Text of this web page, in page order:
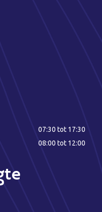
07:30 tot 17:30
08:00 tot 12:00